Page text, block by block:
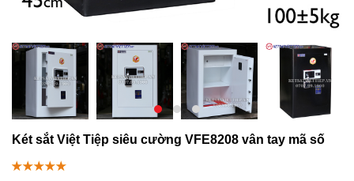
Két sắt Việt Tiệp siêu cường VFE8208 vân tay mã số